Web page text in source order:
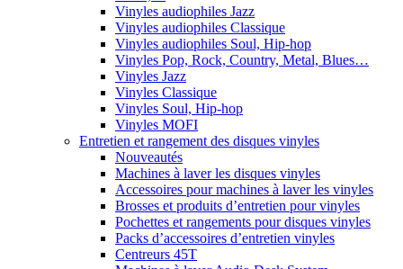
Vinyles audiophiles Jazz
Vinyles audiophiles Classique
Vinyles audiophiles Soul, Hip-hop
Vinyles Pop, Rock, Country, Metal, Blues…
Vinyles Jazz
Vinyles Classique
Vinyles Soul, Hip-hop
Vinyles MOFI
Entretien et rangement des disques vinyles
Nouveautés
Machines à laver les disques vinyles
Accessoires pour machines à laver les vinyles
Brosses et produits d’entretien pour vinyles
Pochettes et rangements pour disques vinyles
Packs d’accessoires d’entretien vinyles
Centreurs 45T